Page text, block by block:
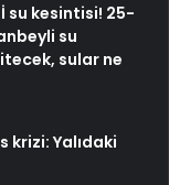
su kesintisi! 25-
su
sular ne
krizi: Yalıdaki